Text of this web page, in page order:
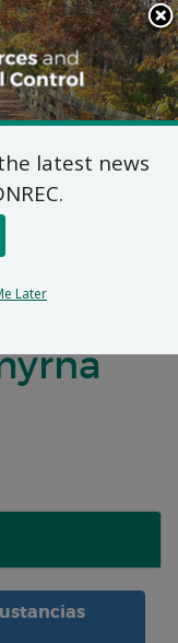
Search
This
Site
el
latest news
Later